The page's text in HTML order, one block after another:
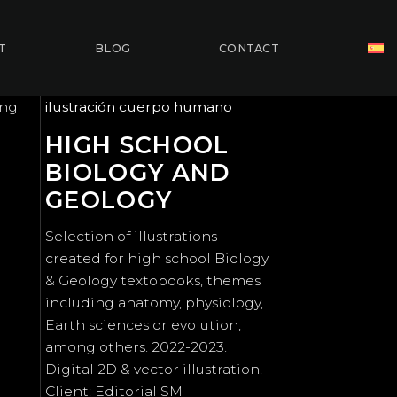
BLOG CONTACT
ilustración cuerpo humano
HIGH SCHOOL
BIOLOGY AND
GEOLOGY
Selection of illustrations
created for high school Biology
& Geology textobooks, themes
including anatomy, physiology,
Earth sciences or evolution,
among others. 2022-2023.
Digital 2D & vector illustration.
Client: Editorial SM